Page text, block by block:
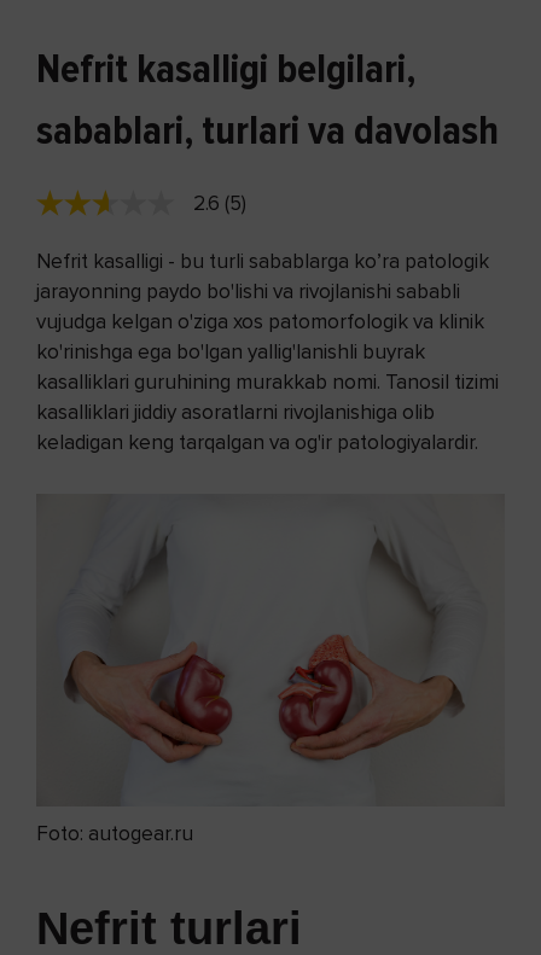
Nefrit kasalligi belgilari,
sabablari, turlari va davolash
2.6 (5)
Nefrit kasalligi - bu turli sabablarga ko’ra patologik
jarayonning paydo bo'lishi va rivojlanishi sababli
vujudga kelgan o'ziga xos patomorfologik va klinik
ko'rinishga ega bo'lgan yallig'lanishli buyrak
kasalliklari guruhining murakkab nomi. Tanosil tizimi
kasalliklari jiddiy asoratlarni rivojlanishiga olib
keladigan keng tarqalgan va og'ir patologiyalardir.
Foto: autogear.ru
Nefrit turlari